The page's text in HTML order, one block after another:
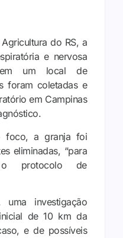
do RS, a
e nervosa
um local de
foram coletadas e
em Campinas
foco, a granja foi
eliminadas, “para
protocolo de
uma investigação
de 10 km da
e de possíveis